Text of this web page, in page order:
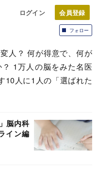
ログイン
フォロー
人？ 何が得意で、何が
1万人の脳をみた名医
10人に1人の「選ばれた
脳内科
イン編